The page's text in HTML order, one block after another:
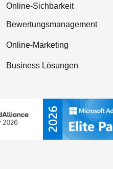
Online-Sichbarkeit
Bewertungsmanagement
Online-Marketing
Business Lösungen